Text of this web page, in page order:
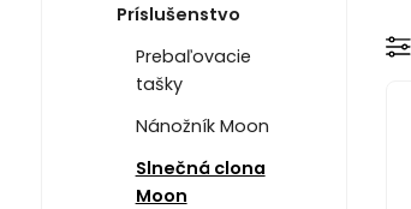
Príslušenstvo
Prebaľovacie
tašky
Nánožník Moon
Slnečná clona
Moon